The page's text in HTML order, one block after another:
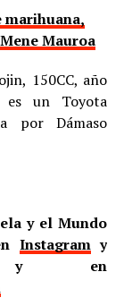
marihuana,
Mauroa
150CC, año
es un Toyota
por Dámaso
y el Mundo
Instagramy
en